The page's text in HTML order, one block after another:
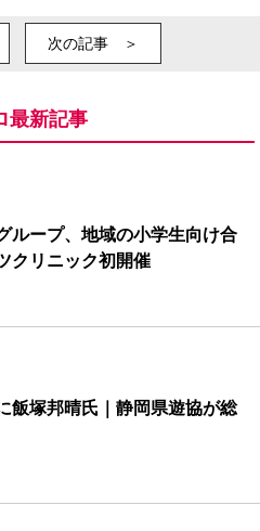
次の記事 ＞
最新記事
ループ、地域の小学生向け合
クリニック初開催
飯塚邦晴氏｜静岡県遊協が総